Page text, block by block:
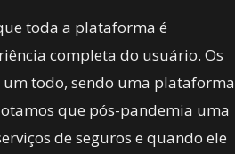
toda a plataforma é
completa do usuário. Os
todo, sendo uma plataforma
que pós-pandemia uma
de seguros e quando ele